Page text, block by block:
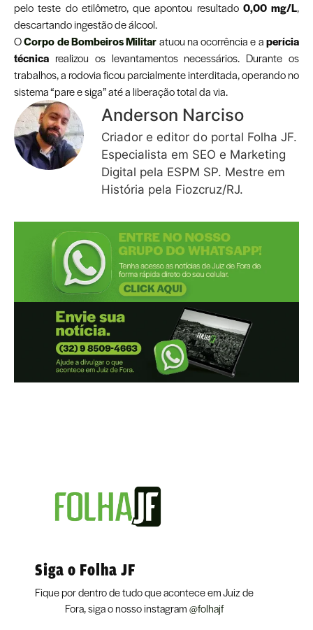
pelo teste do etilômetro, que apontou resultado 0,00 mg/L,
descartando ingestão de álcool.
OCorpo de Bombeiros Militaratuou na ocorrência e aperícia
técnica realizou os levantamentos necessários. Durante os
trabalhos, a rodovia ficou parcialmente interditada, operando no
sistema “pare e siga” até a liberação total da via.
Anderson Narciso
Criador e editor do portal Folha JF.
Especialista em SEO e Marketing
Digital pela ESPM SP. Mestre em
História pela Fiozcruz/RJ.
Siga o Folha JF
Fique por dentro de tudo que acontece em Juiz de
Fora, siga o nosso instagram@folhajf